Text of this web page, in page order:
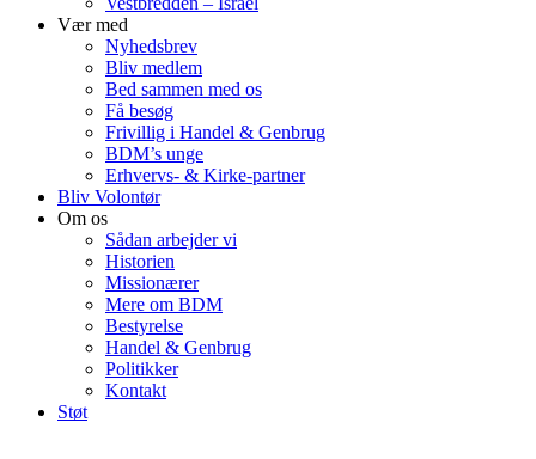
Vær med
Nyhedsbrev
Bliv medlem
Bed sammen med os
Få besøg
Frivillig i Handel & Genbrug
BDM’s unge
Erhvervs- & Kirke-partner
Bliv Volontør
Om os
Sådan arbejder vi
Historien
Missionærer
Mere om BDM
Bestyrelse
Handel & Genbrug
Politikker
Kontakt
Støt